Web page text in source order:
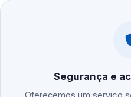
Segurança e
Oferecemos um serviço